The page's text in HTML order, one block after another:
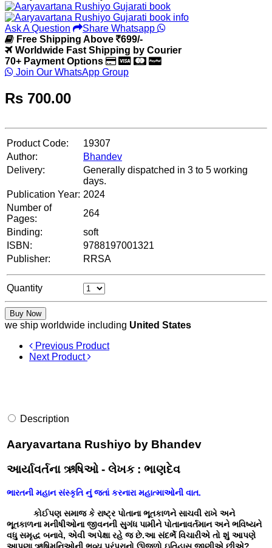
Ask A Question
Share Whatsapp
Free Shipping Above
699/-
Worldwide Fast Shipping by Courier
70+ Payment Options
Join Our WhatsApp Group
Rs 700.00
Product Code:
19307
Author:
Bhandev
Delivery:
Generally dispatched in 3 to 5 working
days.
Publication Year: 2024
Number of
Pages:
264
Binding:
soft
ISBN:
9788197001321
Publisher:
RRSA
Quantity
Buy Now
we ship worldwide including United States
Previous Product
Next Product
Description
Aaryavartana Rushiyo by Bhandev
આર્યાવર્તના ઋષિઓ - લેખક : ભાણદેવ
ભારતની મહાન સંસ્કૃતિ નું જતાં કરનારા મહાત્માઓની વાત.
કોઈપણ સમાજ કે રાષ્ટ્ર પોતાના ભૂતકાળને સાચવી રાખે અને
ભૂતકાળના મનીષીઓના જીવનની સુગંધ પામીને પોતાનાવર્તમાન અને ભવિષ્યને
વધુ સમૃદ્ધ બનાવે, એવી અપેક્ષા રહે જ છે.આ સંદર્ભે વિચારીએ તો શું આપણે